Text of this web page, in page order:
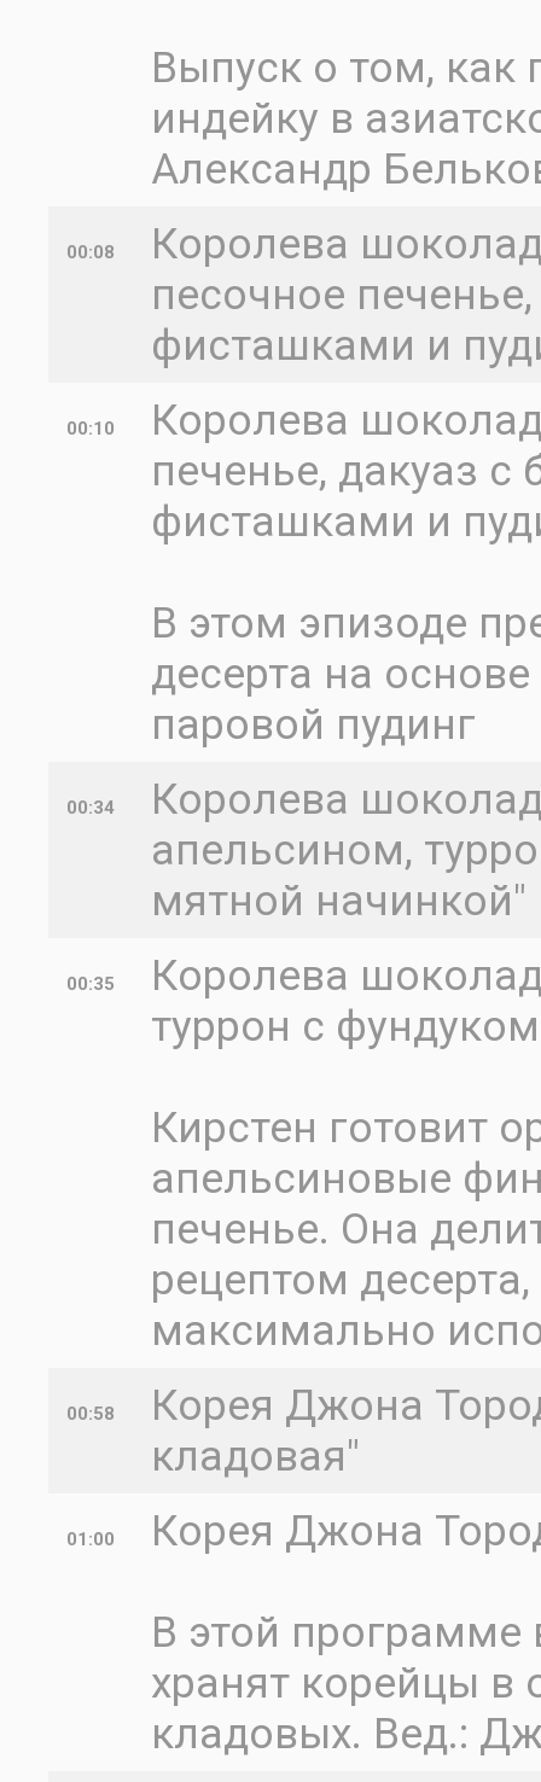
Выпуск о том, как
индейку в
Александр
00:08
Королева
песочное
фисташками и
00:10
Королева
печенье, дакуаз
фисташками и
В этом эпизоде
десерта на
паровой пудинг
00:34
Королева
апельсином,
мятной начинкой"
00:35
Королева
туррон с
Кирстен готовит
апельсиновые
печенье. Она
рецептом
максимально
00:58
Корея Джона
кладовая"
01:00
Корея Джона
В этой программе
хранят корейцы в
кладовых. Вед.: